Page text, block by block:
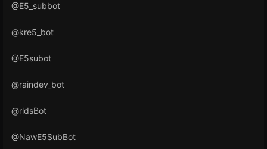
@E5_subbot
@kre5_bot
@E5subot
@raindev_bot
@rldsBot
@NawE5SubBot